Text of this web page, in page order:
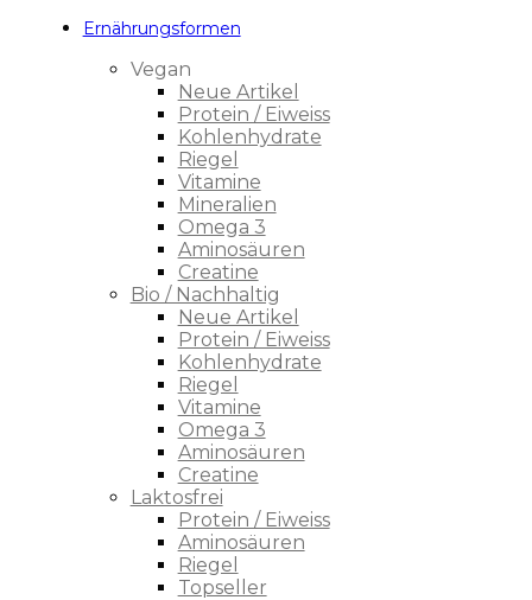
Ernährungsformen
Vegan
Neue Artikel
Protein / Eiweiss
Kohlenhydrate
Riegel
Vitamine
Mineralien
Omega 3
Aminosäuren
Creatine
Bio / Nachhaltig
Neue Artikel
Protein / Eiweiss
Kohlenhydrate
Riegel
Vitamine
Omega 3
Aminosäuren
Creatine
Laktosfrei
Protein / Eiweiss
Aminosäuren
Riegel
Topseller